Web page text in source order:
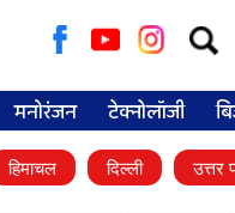
for:
मनोरंजन टेक्नोलॉजी
हिमाचल दिल्ली उत्तर